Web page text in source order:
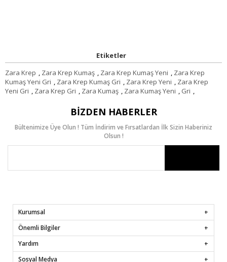
Etiketler
Zara Krep , Zara Krep Kumaş , Zara Krep Kumaş Yeni , Zara Krep
Kumaş Yeni Gri , Zara Krep Kumaş Gri , Zara Krep Yeni , Zara Krep
Yeni Gri , Zara Krep Gri , Zara Kumaş , Zara Kumaş Yeni , Gri ,
BIZDEN HABERLER
Bültenimize Üye Olun ! Tüm İndirim ve Fırsatlardan İlk Sizin Haberiniz
Olsun !
Kurumsal
Önemli Bilgiler
Yardım
Sosyal Medya